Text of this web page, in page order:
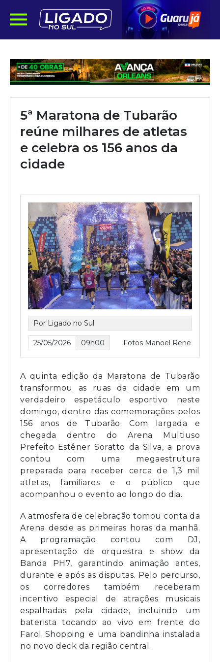
5ª Maratona de Tubarão
reúne milhares de atletas
e celebra os 156 anos da
cidade
Por Ligado no Sul
25/05/2026 09h00 Fotos Manoel Rene
A quinta edição da Maratona de Tubarão
transformou as ruas da cidade em um
verdadeiro espetáculo esportivo neste
domingo, dentro das comemorações pelos
156 anos de Tubarão. Com largada e
chegada dentro do Arena Multiuso
Prefeito Estêner Soratto da Silva, a prova
contou com uma megaestrutura
preparada para receber cerca de 1,3 mil
atletas, familiares e o público que
acompanhou o evento ao longo do dia.
A atmosfera de celebração tomou conta da
Arena desde as primeiras horas da manhã.
A programação contou com DJ,
apresentação de orquestra e show da
Banda PH7, garantindo animação antes,
durante e após as disputas. Pelo percurso,
os corredores também receberam
incentivo especial de atrações musicais
espalhadas pela cidade, incluindo um
baterista tocando ao vivo em frente do
Farol Shopping e uma bandinha instalada
no novo deck da região central.